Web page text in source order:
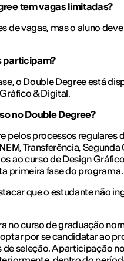
tem vagas limitadas?
de vagas, mas o aluno
participam?
o Double Degree está
& Digital.
no Double Degree?
pelosprocessos regulares
Transferência,
ao curso de Design
primeira fase do programa.
que o estudante não
no curso de graduação
por se candidatar ao
seleção. A participação